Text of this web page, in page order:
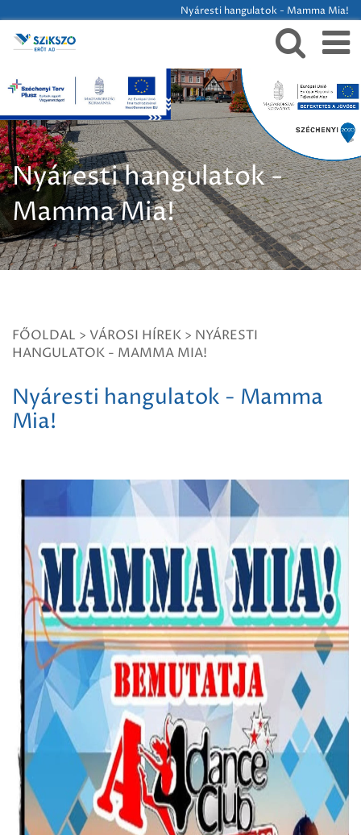
Nyáresti hangulatok - Mamma Mia!
Nyáresti hangulatok -
Mamma Mia!
FŐOLDAL > VÁROSI HÍREK > NYÁRESTI
HANGULATOK - MAMMA MIA!
Nyáresti hangulatok - Mamma
Mia!